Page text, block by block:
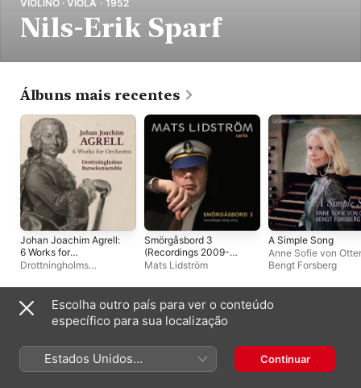
VIOLINO · VIOLA · 1952
Nils-Erik Sparf
Álbuns mais recentes
Johan Joachim Agrell:
6 Works for
Orchestra
Drottningholms
Smörgåsbord 3
(Recordings 2009-
2013)
Mats Lidström
A Simple Song
Anne Sofie von Otter
Bengt Forsberg
Álbuns ao vivo
Escolha outro país para ver o conteúdo
específico para sua localização
Estados Unidos
(Português Brasil)
Continuar